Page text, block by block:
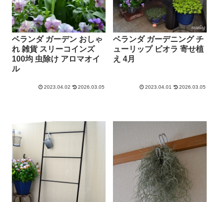
ベランダ ガーデン おしゃ
れ 雑貨 スリーコインズ
100均 虫除け アロマオイ
ル
2023.04.02 2026.03.05
ベランダ ガーデニング チ
ューリップ ビオラ 寄せ植
え 4月
2023.04.01 2026.03.05